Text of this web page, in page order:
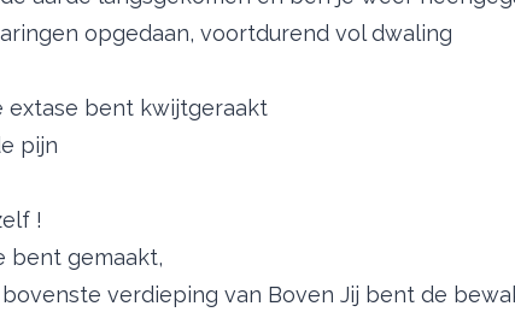
opgedaan, voortdurend vol dwaling
extase bent kwijtgeraakt
pijn
!
bent gemaakt,
verdieping van Boven Jij bent de